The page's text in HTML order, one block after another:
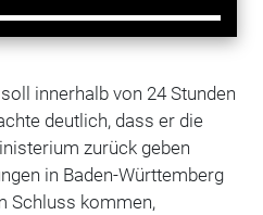
in die Regierungen
innerhalb von 24 Stunden
deutlich, dass er die
zurück geben
in Baden-Württemberg
Schluss kommen,